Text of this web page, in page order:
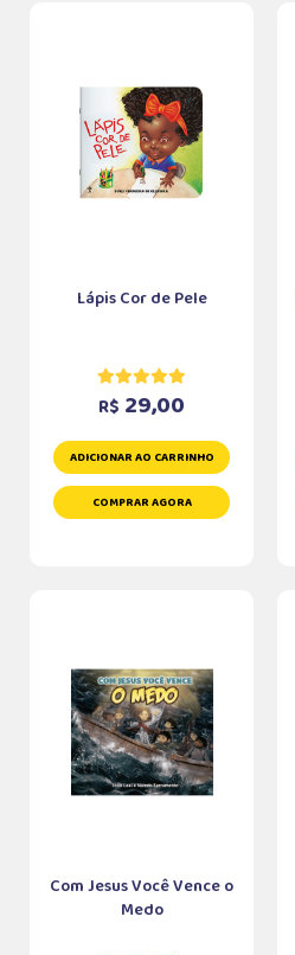
Lápis Cor de Pele
R$ 29,00
ADICIONAR AO CARRINHO
COMPRAR AGORA
Com Jesus Você Vence o
Medo